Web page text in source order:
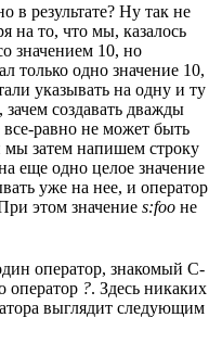
в результате? Ну так не
на то, что мы, казалось
значением 10, но
только одно значение 10,
указывать на одну и ту
создавать дважды
равно не может быть
мы затем напишем строку
еще одно целое значение
уже на нее, и оператор
этом значение s:foo не
оператор, знакомый C-
оператор ?. Здесь никаких
выглядит следующим